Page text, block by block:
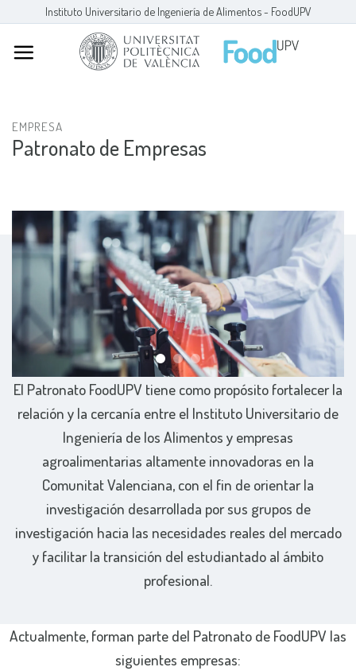
content
Instituto Universitario de Ingeniería de Alimentos - FoodUPV
EMPRESA
Patronato de Empresas
El Patronato FoodUPV tiene como propósito fortalecer la
relación y la cercanía entre el Instituto Universitario de
Ingeniería de los Alimentos y empresas
agroalimentarias altamente innovadoras en la
Comunitat Valenciana, con el fin de orientar la
investigación desarrollada por sus grupos de
investigación hacia las necesidades reales del mercado
y facilitar la transición del estudiantado al ámbito
profesional.
Actualmente, forman parte del Patronato de FoodUPV las
siguientes empresas: